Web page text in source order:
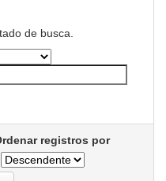
de busca.
registros por